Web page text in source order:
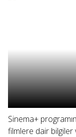
Sinema+
filmlere dair